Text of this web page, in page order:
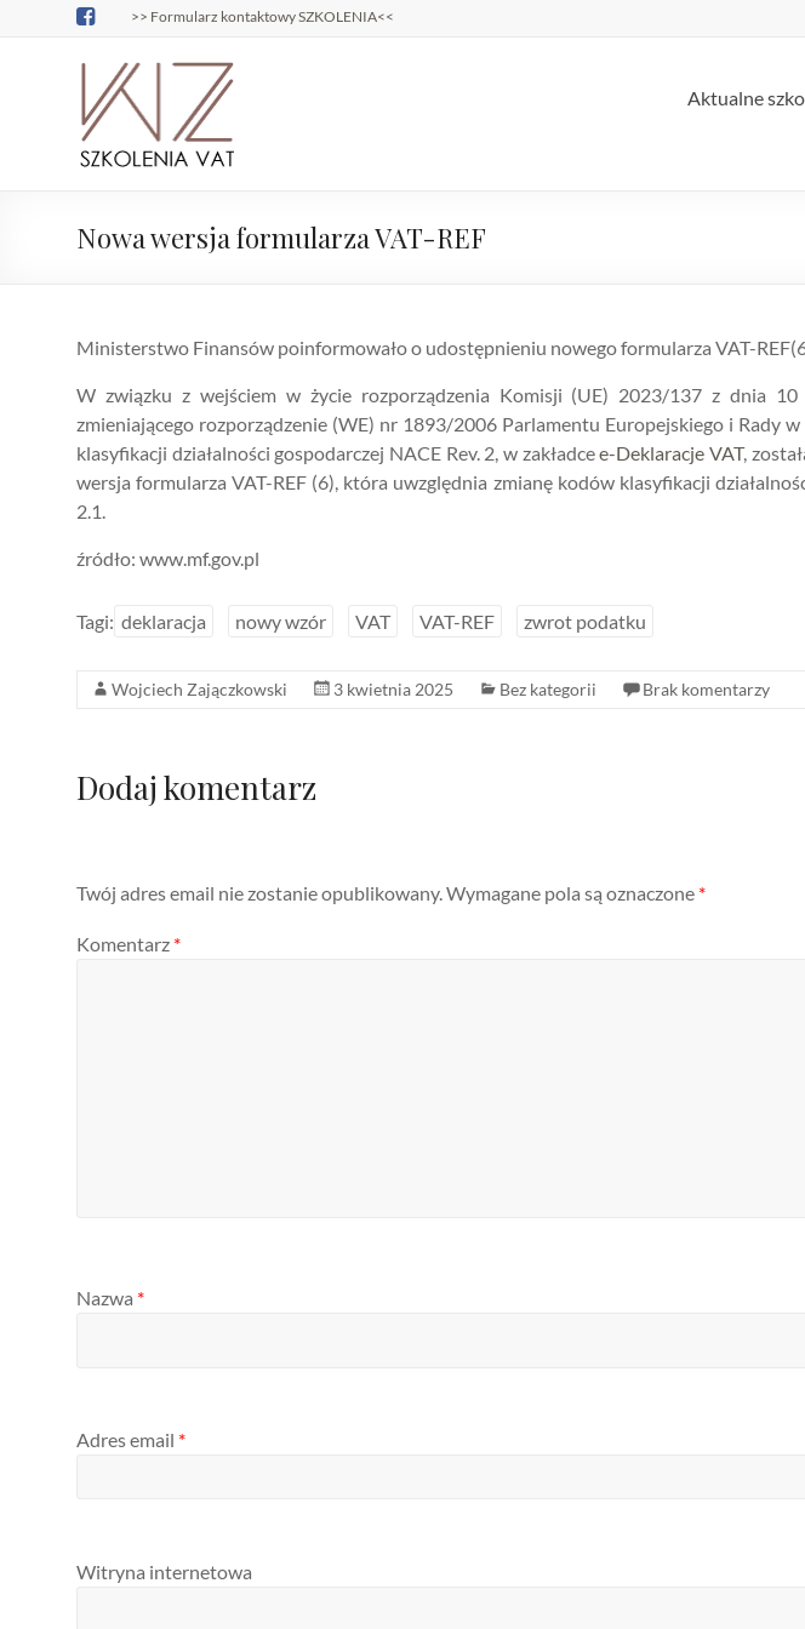
>> Formularz kontaktowy SZKOLENIA<<
Szkolenia
podatkowe
Szkolenia
podatkowe –
Wojciech
Zajączkowski
Aktualne
Nowa wersja formularza VAT-REF
Ministerstwo Finansów poinformowało o udostępnieniu nowego formularza VAT-
W związku z wejściem w życie rozporządzenia Komisji (UE) 2023/137 z dnia 10
zmieniającego rozporządzenie (WE) nr 1893/2006 Parlamentu Europejskiego i Rady
klasyfikacji działalności gospodarczej NACE Rev. 2, w zakładcee-Deklaracje VAT,
wersja formularza VAT-REF (6), która uwzględnia zmianę kodów klasyfikacji
2.1.
źródło: www.mf.gov.pl
Tagi: deklaracja nowy wzór VAT VAT-REF zwrot podatku
Wojciech Zajączkowski 3 kwietnia 2025 Bez kategorii Brak komentarzy
Dodaj komentarz
Twój adres email nie zostanie opublikowany.Wymagane pola są oznaczone *
Komentarz *
Nazwa *
Adres email *
Witryna internetowa